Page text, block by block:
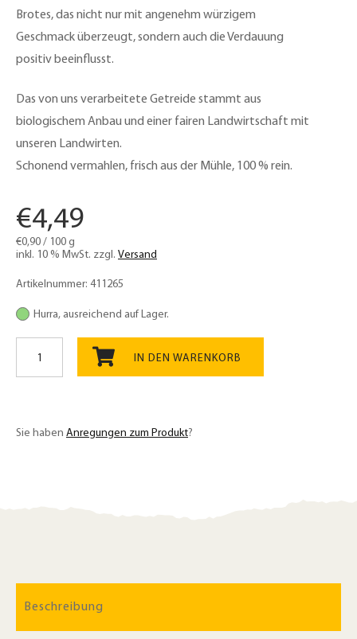
Brotes, das nicht nur mit angenehm würzigem
Geschmack überzeugt, sondern auch die Verdauung
positiv beeinflusst.
Das von uns verarbeitete Getreide stammt aus
biologischem Anbau und einer fairen Landwirtschaft mit
unseren Landwirten.
Schonend vermahlen, frisch aus der Mühle, 100 % rein.
€4,49
€0,90 / 100 g
inkl. 10 % MwSt. zzgl. Versand
Artikelnummer: 411265
Hurra, ausreichend auf Lager.
Hildegardbrot
Backmischung
Bio
Zubereitung
Menge
IN DEN WARENKORB
Sie haben Anregungen zum Produkt?
Beschreibung